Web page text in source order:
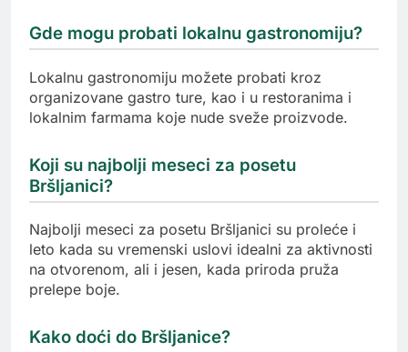
Gde mogu probati lokalnu gastronomiju?
Lokalnu gastronomiju možete probati kroz
organizovane gastro ture, kao i u restoranima i
lokalnim farmama koje nude sveže proizvode.
Koji su najbolji meseci za posetu
Bršljanici?
Najbolji meseci za posetu Bršljanici su proleće i
leto kada su vremenski uslovi idealni za aktivnosti
na otvorenom, ali i jesen, kada priroda pruža
prelepe boje.
Kako doći do Bršljanice?